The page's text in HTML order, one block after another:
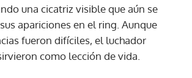
una cicatriz visible que aún se
apariciones en el ring. Aunque
fueron difíciles, el luchador
como lección de vida.